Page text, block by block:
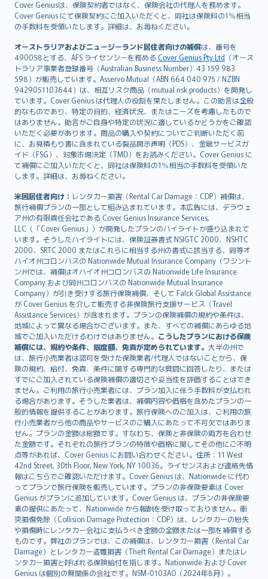
Cover Geniusは、保険契約者ではなく、保険会社の代理人を務めます。
Cover Genius にて保険契約にご加入いただくと、同社は保険料の1％相当
の手数料を受領いたします。詳細は、お尋ねください。
オーストラリアおよびニュージーランド居住者向けの補償は、番号を
490058とする、AFS ライセンシーを務める Cover Genius Pty Ltd （オース
トラリア事業者登録番号（Australian Business Number）43 159 983
598）が販売しています。Asservo Mutual（ABN 664 040 975 / NZBN
9429051103644）は、相互リスク商品（mutual risk products）を開発し
ています。Cover Genius は代理人の役割を果たしません。この助言は全般
的なものであり、特定の目的、経済状況、またはニーズを考慮したもので
はありません。助言がご自身や特定の状況に適しているかどうかをご確認
いただく必要があります。商品の購入や契約についてご判断いただく前
に、お見積もり書に含まれている製品開示声明（PDS）、金融サービスガ
イド（FSG）、対象市場決定（TMD）をお読みください。Cover Genius に
て補償にご加入いただくと、同社は保険料の1％相当の手数料を受領いた
します。詳細は、お尋ねください。
米国居住者向け： レンタカー損害（Rental Car Damage：CDP）補償は、
旅行補償プランの一部として組み込まれています。本広告には、デラウェ
ア州の有限責任会社である Cover Genius Insurance Services,
LLC（「Cover Genius」）が開発したプランのハイライトが盛り込まれて
います。そうしたハイライトには、保険証券書式 NSIGTC 2000、NSHTC
2000、SRTC 2000 またはこれらに相当する州の書式に該当する、同等オ
ハイオ州コロンバスの Nationwide Mutual Insurance Company（ワシント
ン州では、補償はオハイオ州コロンバスの Nationwide Life Insurance
Company および同州コロンバスの Nationwide Mutual Insurance
Company）が引き受けする旅行保険補償、そして Falck Global Assistance
が Cover Genius を介して販売する非保険旅行支援サービス（Travel
Assistance Services）が含まれます。プランの保険補償の規約や条件は、
地域によって異なる場合がございます。また、すべての補償にあらゆる地
域でご加入いただけるわけではありません。 こうしたプランにおける保険
補償には、規約や条件、限度額、免責が定められています。 大半の州で
は、旅行小売業者は認可を受けた保険業者/代理人ではないことから、保
険の規約、給付、免責、条件に関する専門的な質問に回答したり、または
すでにご加入されている保険補償の適切さや妥当性を評価することはでき
ません。ご利用の旅行小売業者には、プラン加入に伴う手数料が支払われ
る場合があります。そうした業者は、補償内容や価格を含めたプランの一
般的情報を提供することがあります。旅行保険へのご加入は、ご利用の旅
行小売業者から他の商品やサービスのご購入にあたって不可欠ではありま
せん。プランの金額は総額です。すなわち、保険と非保険の両方を合わせ
た金額です。それぞれの旅行プランの特徴や価格に関してその他にご不明
点等があれば、Cover Genius にお問い合わせください。住所：11 West
42nd Street, 30th Floor, New York, NY 10036。ライセンスおよび連絡先情
報はこちらでご確認いただけます。Cover Genius は、Nationwide に代わ
ってプランで旅行保険を販売しています。プランの非保険要素は Cover
Genius がプランに追加しています。Cover Genius は、プランの非保険要
素の提供にあたって、Nationwide から報酬を受け取っておりません。衝
突損傷免除（Collision Damage Protection：CDP）は、レンタカーの紛失
や損傷時にレンタカー会社に支払うべき金額の全額または一部を補償する
ものです。弊社のプランでは、この補償は、レンタカー損害（Rental Car
Damage）とレンタカー盗難損害（Theft Rental Car Damage）またはレ
ンタカー損害と呼ばれる保険給付を指します。Nationwide および Cover
Genius は個別の無関係の会社です。NSM-0103AO（2024年8月）。
עברית
Português
svenska
日本語
한국어
dansk
norsk
suomi
العربيّة
Türkçe
česky
Русский
български
català
Hrvatski
eesti
Ελληνικά
Magyar
Íslenska
Bahasa Indonesia
latviešu
Lietuviškai
Bahasa Melayu
Română
српски
Slovensky
Slovenščina
Українська
Tiếng Việt